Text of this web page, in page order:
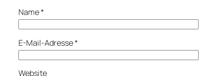
Name*
E-Mail-Adresse*
Website